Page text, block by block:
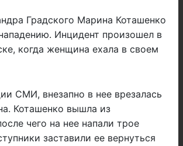
Градского Марина Коташенко
Инцидент произошел в
когда женщина ехала в своем
СМИ, внезапно в нее врезалась
Коташенко вышла из
чего на нее напали трое
заставили ее вернуться